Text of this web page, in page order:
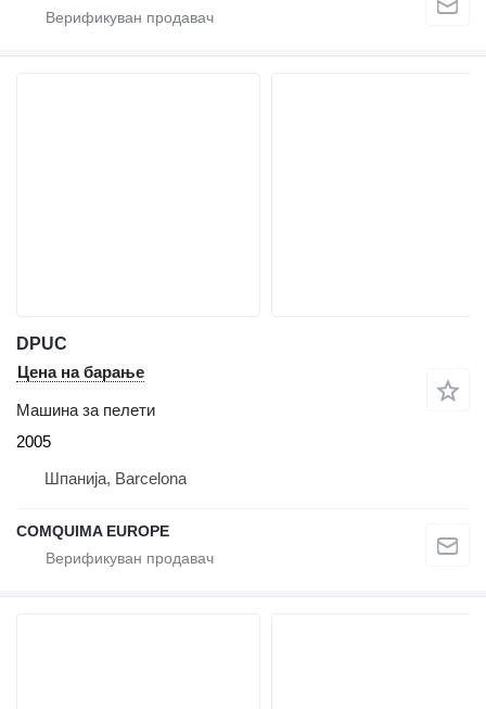
DPUC
Цена на барање
Машина за пелети
2005
Шпанија, Barcelona
COMQUIMA EUROPE